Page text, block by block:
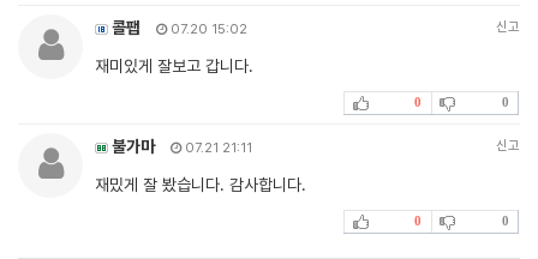
콜팹 07.20 15:02 신고
재미있게 잘보고 갑니다.
0 0
불가마 07.21 21:11 신고
재밌게 잘 봤습니다. 감사합니다.
0 0